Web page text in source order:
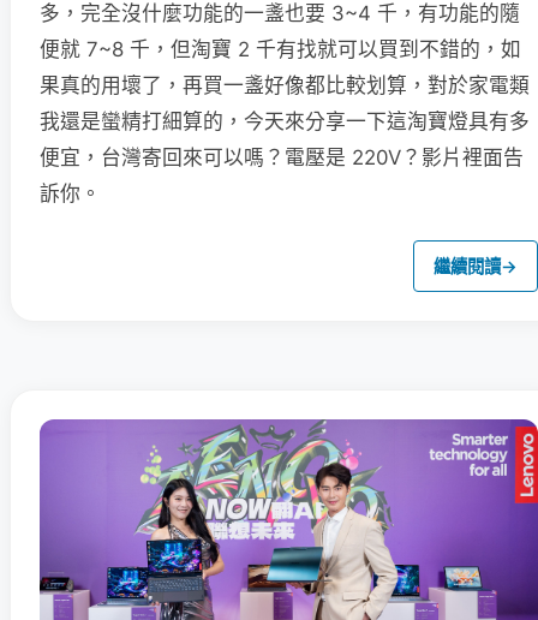
多，完全沒什麼功能的一盞也要 3~4 千，有功能的隨
便就 7~8 千，但淘寶 2 千有找就可以買到不錯的，如
果真的用壞了，再買一盞好像都比較划算，對於家電類
我還是蠻精打細算的，今天來分享一下這淘寶燈具有多
便宜，台灣寄回來可以嗎？電壓是 220V？影片裡面告
訴你。
繼續閱讀→